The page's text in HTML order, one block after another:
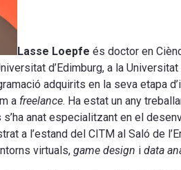
Lasse Loepfe és doctor en
d’Edimburg, a la
adquirits en la seva etapa
a freelance. Ha estat un any
anat especialitzant en el
a l’estand del CITM al Saló de
virtuals, game design i data